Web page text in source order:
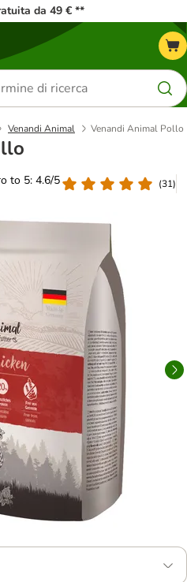
da 49 € **
Venandi Animal Venandi Animal Pollo
to 5: 4.6/5
(31)